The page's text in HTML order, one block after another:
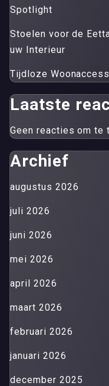
Spotlight
Stoelen voor de
uw Interieur
Tijdloze
Laatste
Geen reacties om te
Archief
augustus 2026
juli 2026
juni 2026
mei 2026
april 2026
maart 2026
februari 2026
januari 2026
december 2025